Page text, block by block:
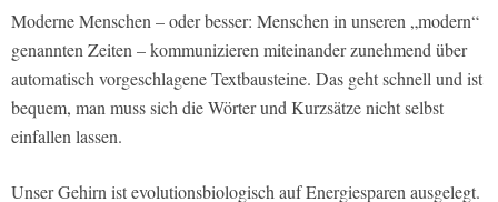
Moderne Menschen – oder besser: Menschen in unseren „modern“
genannten Zeiten – kommunizieren miteinander zunehmend über
automatisch vorgeschlagene Textbausteine. Das geht schnell und ist
bequem, man muss sich die Wörter und Kurzsätze nicht selbst
einfallen lassen.
Unser Gehirn ist evolutionsbiologisch auf Energiesparen ausgelegt.